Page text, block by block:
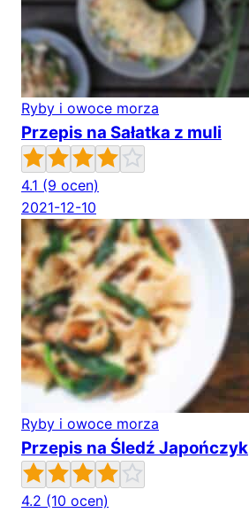
Ryby i owoce morza
Przepis na Sałatka z muli
4.1 (9 ocen)
2021-12-10
Ryby i owoce morza
Przepis na Śledź Japończyk
4.2 (10 ocen)